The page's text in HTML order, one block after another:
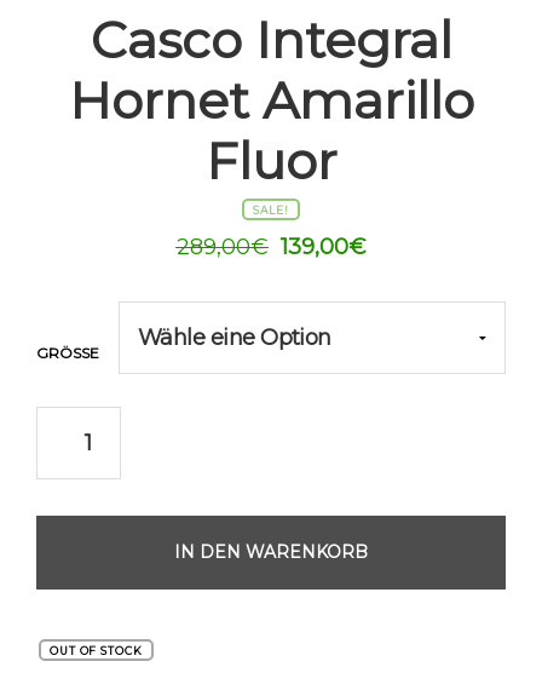
Casco Integral
Hornet Amarillo
Fluor
SALE!
289,00€ Ursprünglicher
289,00€
139,00€Aktueller
GRÖSSE
IN DEN WARENKORB
OUT OF STOCK